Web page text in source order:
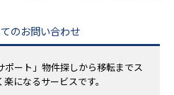
のお問い合わせ
ポート」物件探しから移転までス
になるサービスです。